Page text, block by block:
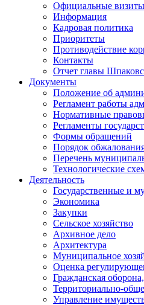
Официальные визиты
Информация
Кадровая политика
Приоритеты
Противодействие
Контакты
Отчет главы
Документы
Положение об
Регламент работы
Нормативные
Регламенты
Формы обращений
Порядок
Перечень
Технологические
Деятельность
Государственные и
Экономика
Закупки
Сельское хозяйство
Архивное дело
Архитектура
Муниципальное
Оценка
Гражданская
Территориально-
Управление